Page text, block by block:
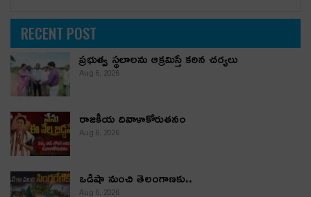
RECENT POST
ప్రభుత్వ స్థలాలను ఆక్రమిస్తే కఠిన చర్యలు
Aug 6, 2026
రాజకీయ దివాళాకోరుతనం
Aug 6, 2026
ఒడిషా నుంచి తెలంగాణ‌కు..
Aug 6, 2026